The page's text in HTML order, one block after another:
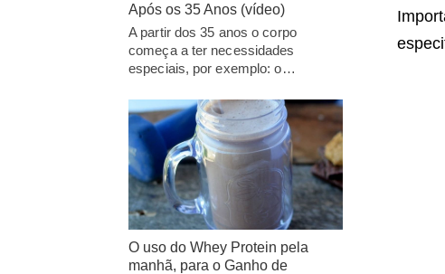
Após os 35 Anos (vídeo)
A partir dos 35 anos o corpo
começa a ter necessidades
especiais, por exemplo: o…
O uso do Whey Protein pela
manhã, para o Ganho de